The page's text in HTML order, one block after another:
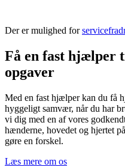
Der er mulighed for
Få en fast hjælper
opgaver
Med en fast hjælper kan du få
hyggeligt samvær, når du har
vi dig med en af vores
hænderne, hovedet og hjertet
gøre en forskel.
Læs mere om os